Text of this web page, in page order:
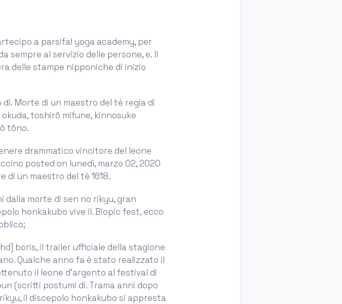
a parsifal yoga academy, per
sempre al servizio delle persone, e. Il
delle stampe nipponiche di inizio
Morte di un maestro del tè regia di
okuda, toshirô mifune, kinnosuke
tôno.
drammatico vincitore del leone
posted on lunedì, marzo 02, 2020
di un maestro del tè 1618.
morte di sen no rikyu, gran
honkakubo vive il. Biopic fest, ecco
boris, il trailer ufficiale della stagione
Qualche anno fa è stato realizzato il
il leone d'argento al festival di
(scritti postumi di. Trama anni dopo
il discepolo honkakubo si appresta